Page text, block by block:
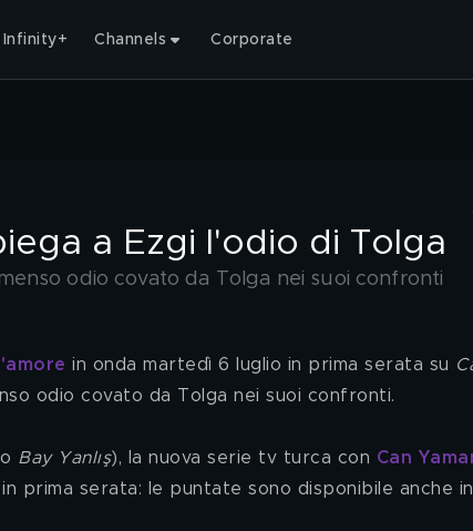
Channels Corporate
a Ezgi l'odio di Tolga
odio covato da Tolga nei suoi confronti
in onda martedì 6 luglio in prima serata su
odio covato da Tolga nei suoi confronti.
Bay Yanlış), la nuova serie tv turca con Can
prima serata: le puntate sono disponibile anche